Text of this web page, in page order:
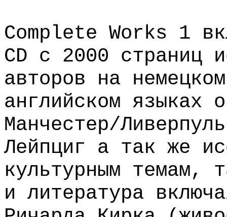
Complete Works 1
CD с 2000 страниц
авторов на
английском языках
Манчестер/
Лейпциг а так же
культурным темам,
и литература